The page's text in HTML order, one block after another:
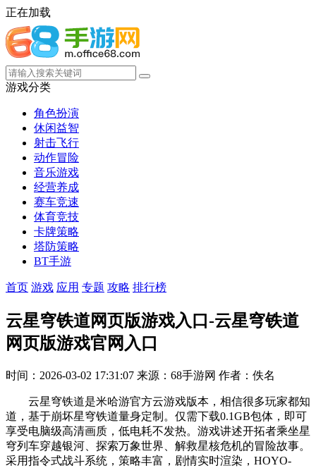
正在加载
游戏分类
角色扮演
休闲益智
射击飞行
动作冒险
音乐游戏
经营养成
赛车竞速
体育竞技
卡牌策略
塔防策略
BT手游
首页 游戏 应用 专题 攻略 排行榜
云星穹铁道网页版游戏入口-云星穹铁道
网页版游戏官网入口
时间：2026-03-02 17:31:07 来源：68手游网 作者：佚名
云星穹铁道是米哈游官方云游戏版本，相信很多玩家都知
道，基于崩坏星穹铁道量身定制。仅需下载0.1GB包体，即可
享受电脑级高清画质，低电耗不发热。游戏讲述开拓者乘坐星
穹列车穿越银河、探索万象世界、解救星核危机的冒险故事。
采用指令式战斗系统，策略丰富，剧情实时渲染，HOYO-